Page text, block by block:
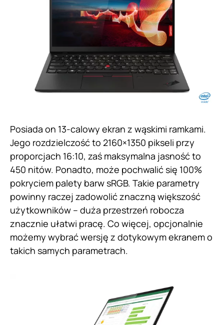
Posiada on 13-calowy ekran z wąskimi ramkami.
Jego rozdzielczość to 2160×1350 pikseli przy
proporcjach 16:10, zaś maksymalna jasność to
450 nitów. Ponadto, może pochwalić się 100%
pokryciem palety barw sRGB. Takie parametry
powinny raczej zadowolić znaczną większość
użytkowników – duża przestrzeń robocza
znacznie ułatwi pracę. Co więcej, opcjonalnie
możemy wybrać wersję z dotykowym ekranem o
takich samych parametrach.